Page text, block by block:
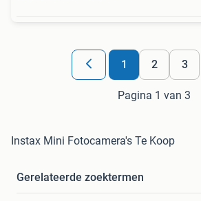
1 2 3
Pagina 1 van 3
Instax Mini Fotocamera's Te Koop
Gerelateerde zoektermen